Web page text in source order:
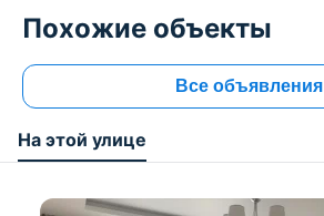
Похожие объекты
Все объявления
На этой улице